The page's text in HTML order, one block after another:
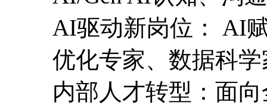
AI驱动新岗位： AI
优化专家、数据科
内部人才转型：面向